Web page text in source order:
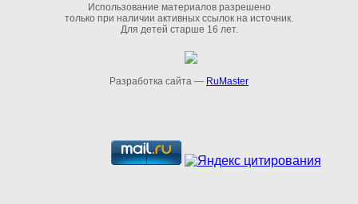
Использование материалов разрешено
только при наличии активных ссылок на источник.
Для детей старше 16 лет.
Разработка сайта — RuMaster